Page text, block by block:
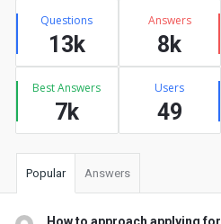
Stats
Questions
13k
Answers
8k
Best Answers
7k
Users
49
Popular Answers